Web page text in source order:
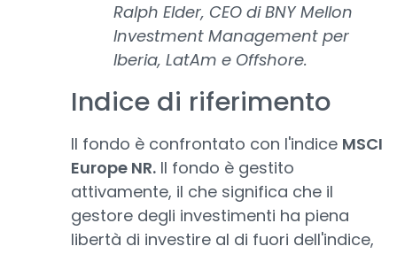
Ralph Elder, CEO di BNY Mellon
Investment Management per
Iberia, LatAm e Offshore.
Indice di riferimento
Il fondo è confrontato con l'indice MSCI
Europe NR. Il fondo è gestito
attivamente, il che significa che il
gestore degli investimenti ha piena
libertà di investire al di fuori dell'indice,